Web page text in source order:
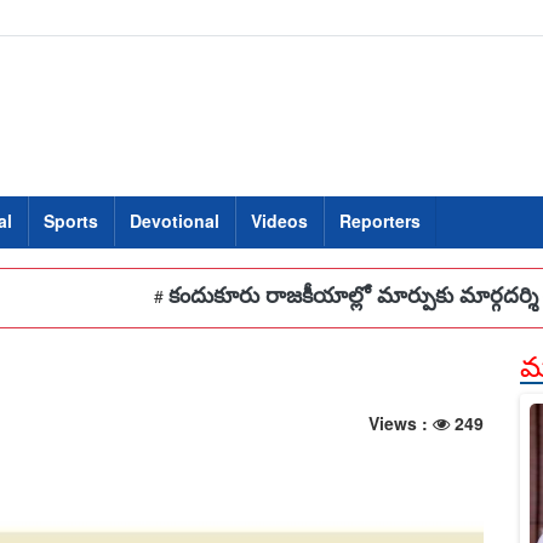
Sports Devotional Videos Reporters
కందుకూరు రాజకీయాల్లో మార్పుకు మార్గదర్శి – ఇంటూరి
Views :
249